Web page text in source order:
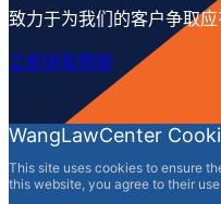
致力于为我们的客户争取
立即获取帮助
WangLawCenter
This site uses cookies to ensure
this website, you agree to their